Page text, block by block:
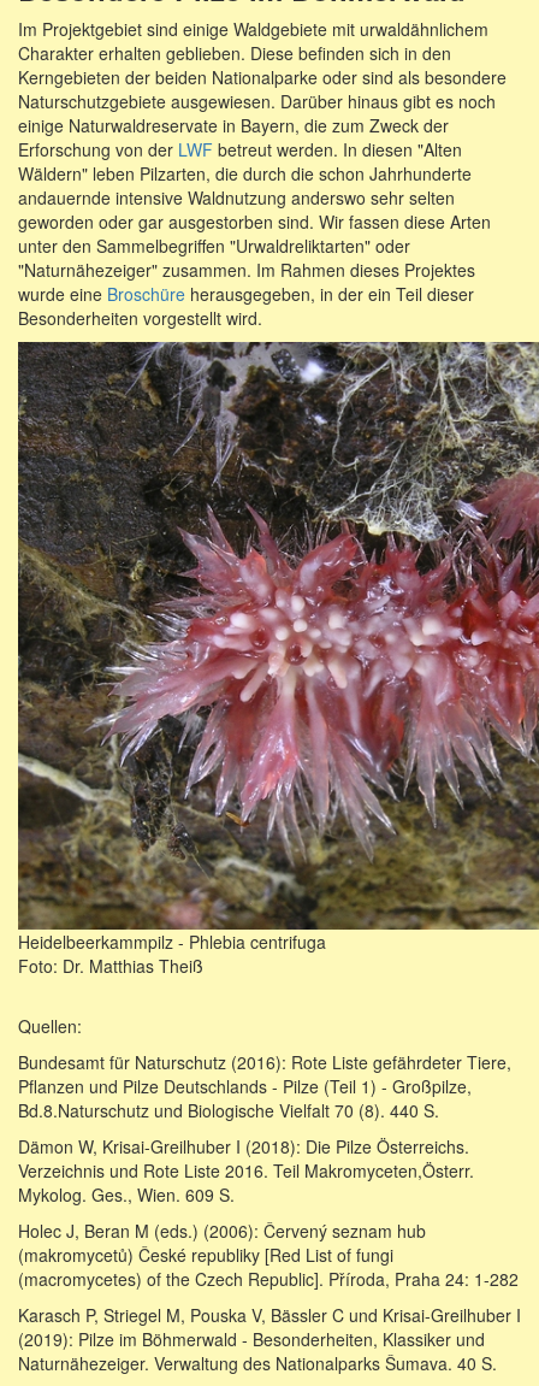
Im Projektgebiet sind einige Waldgebiete mit urwaldähnlichem
Charakter erhalten geblieben. Diese befinden sich in den
Kerngebieten der beiden Nationalparke oder sind als besondere
Naturschutzgebiete ausgewiesen. Darüber hinaus gibt es noch
einige Naturwaldreservate in Bayern, die zum Zweck der
Erforschung von der LWF betreut werden. In diesen "Alten
Wäldern" leben Pilzarten, die durch die schon Jahrhunderte
andauernde intensive Waldnutzung anderswo sehr selten
geworden oder gar ausgestorben sind. Wir fassen diese Arten
unter den Sammelbegriffen "Urwaldreliktarten" oder
"Naturnähezeiger" zusammen. Im Rahmen dieses Projektes
wurde eine Broschüre herausgegeben, in der ein Teil dieser
Besonderheiten vorgestellt wird.
Heidelbeerkammpilz - Phlebia centrifuga
Foto: Dr. Matthias Theiß
Quellen:
Bundesamt für Naturschutz (2016): Rote Liste gefährdeter Tiere,
Pflanzen und Pilze Deutschlands - Pilze (Teil 1) - Großpilze,
Bd.8.Naturschutz und Biologische Vielfalt 70 (8). 440 S.
Dämon W, Krisai-Greilhuber I (2018): Die Pilze Österreichs.
Verzeichnis und Rote Liste 2016. Teil Makromyceten,Österr.
Mykolog. Ges., Wien. 609 S.
Holec J, Beran M (eds.) (2006): Červený seznam hub
(makromycetů) České republiky [Red List of fungi
(macromycetes) of the Czech Republic]. Příroda, Praha 24: 1-282
Karasch P, Striegel M, Pouska V, Bässler C und Krisai-Greilhuber I
(2019): Pilze im Böhmerwald - Besonderheiten, Klassiker und
Naturnähezeiger. Verwaltung des Nationalparks Šumava. 40 S.